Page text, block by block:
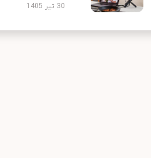
30 تیر 1405